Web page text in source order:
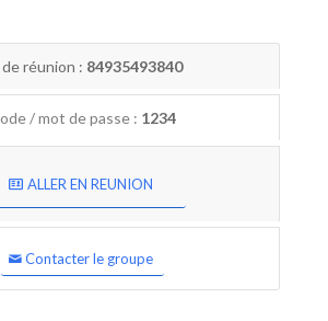
réunion : 84935493840
/ mot de passe : 1234
ALLER EN REUNION
Contacter le groupe